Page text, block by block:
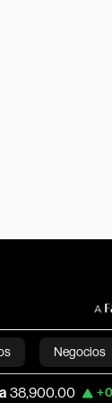
Negocios
+0.46% Apple